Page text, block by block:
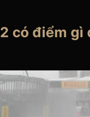
có điểm gì